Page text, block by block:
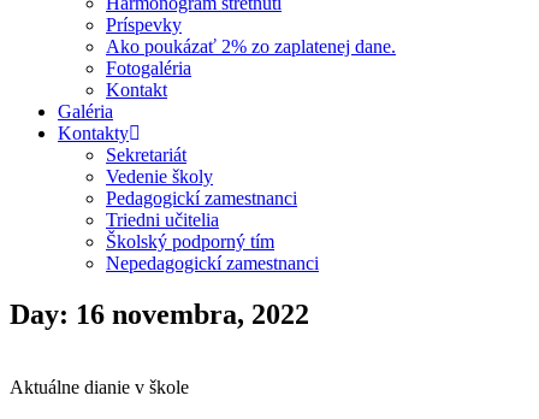
Príspevky
Ako poukázať 2% zo zaplatenej dane.
Fotogaléria
Kontakt
Galéria
Kontakty
Sekretariát
Vedenie školy
Pedagogickí zamestnanci
Triedni učitelia
Školský podporný tím
Nepedagogickí zamestnanci
Day: 16 novembra, 2022
Aktuálne dianie v škole